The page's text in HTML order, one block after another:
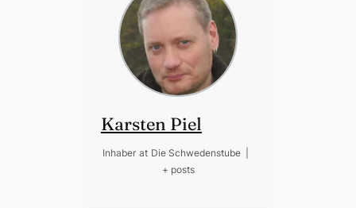
Karsten Piel
Inhaber at Die Schwedenstube
+ posts